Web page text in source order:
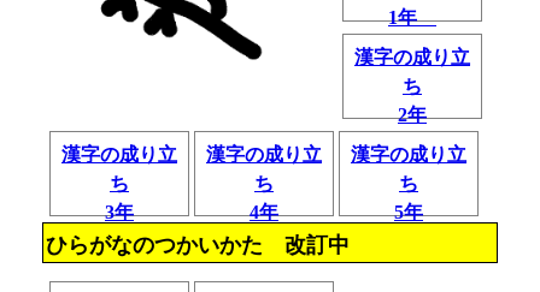
1年
漢字の成り立
ち
2年
漢字の成り立
ち
3年
漢字の成り立
ち
4年
漢字の成り立
ち
5年
ひらがなのつかいかた 改訂中